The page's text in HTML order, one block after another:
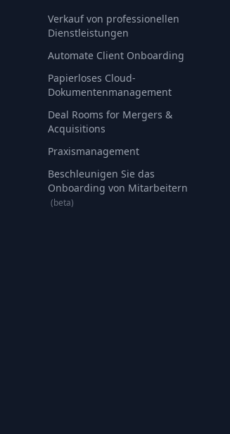
Verkauf von professionellen
Dienstleistungen
Automate Client Onboarding
Papierloses Cloud-
Dokumentenmanagement
Deal Rooms for Mergers &
Acquisitions
Praxismanagement
Beschleunigen Sie das
Onboarding von Mitarbeitern
(beta)